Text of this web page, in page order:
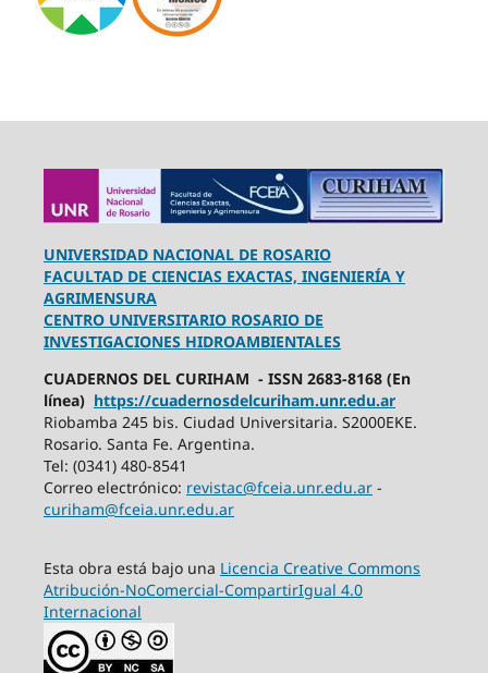
UNIVERSIDAD NACIONAL DE ROSARIO
FACULTAD DE CIENCIAS EXACTAS, INGENIERÍA Y
AGRIMENSURA
CENTRO UNIVERSITARIO ROSARIO DE
INVESTIGACIONES HIDROAMBIENTALES
CUADERNOS DEL CURIHAM - ISSN 2683-8168 (En
línea) https://cuadernosdelcuriham.unr.edu.ar
Riobamba 245 bis. Ciudad Universitaria. S2000EKE.
Rosario. Santa Fe. Argentina.
Tel: (0341) 480-8541
Correo electrónico: revistac@fceia.unr.edu.ar-
curiham@fceia.unr.edu.ar
Esta obra está bajo una Licencia Creative Commons
Atribución-NoComercial-CompartirIgual 4.0
Internacional